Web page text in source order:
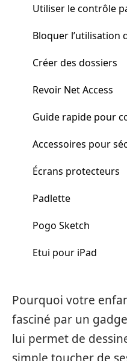
Utiliser le contrôle
Bloquer l’utilisation
Créer des dossiers
Revoir Net Access
Guide rapide pour
Accessoires pour
Écrans protecteurs
Padlette
Pogo Sketch
Etui pour iPad
Pourquoi votre
fasciné par un
lui permet de